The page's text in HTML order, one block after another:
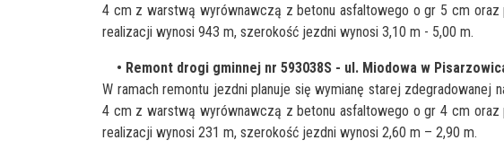
4 cm z warstwą wyrównawczą z betonu asfaltowego o gr 5 cm
realizacji wynosi 943 m, szerokość jezdni wynosi 3,10 m - 5,00 m.
• Remont drogi gminnej nr 593038S - ul. Miodowa w
W ramach remontu jezdni planuje się wymianę starej
4 cm z warstwą wyrównawczą z betonu asfaltowego o gr 4 cm
realizacji wynosi 231 m, szerokość jezdni wynosi 2,60 m – 2,90 m.